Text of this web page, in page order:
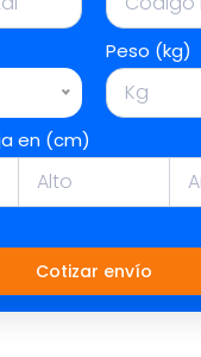
Peso (kg)
en (cm)
Cotizar envío